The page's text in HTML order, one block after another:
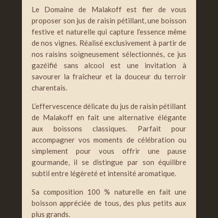
Le Domaine de Malakoff est fier de vous
proposer son jus de raisin pétillant, une boisson
festive et naturelle qui capture l’essence même
de nos vignes. Réalisé exclusivement à partir de
nos raisins soigneusement sélectionnés, ce jus
gazéifié sans alcool est une invitation à
savourer la fraîcheur et la douceur du terroir
charentais.
L’effervescence délicate du jus de raisin pétillant
de Malakoff en fait une alternative élégante
aux boissons classiques. Parfait pour
accompagner vos moments de célébration ou
simplement pour vous offrir une pause
gourmande, il se distingue par son équilibre
subtil entre légèreté et intensité aromatique.
Sa composition 100 % naturelle en fait une
boisson appréciée de tous, des plus petits aux
plus grands.